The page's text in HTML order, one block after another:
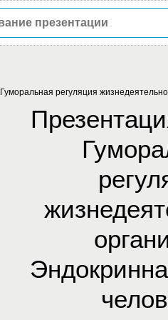
Гуморальная регуляция